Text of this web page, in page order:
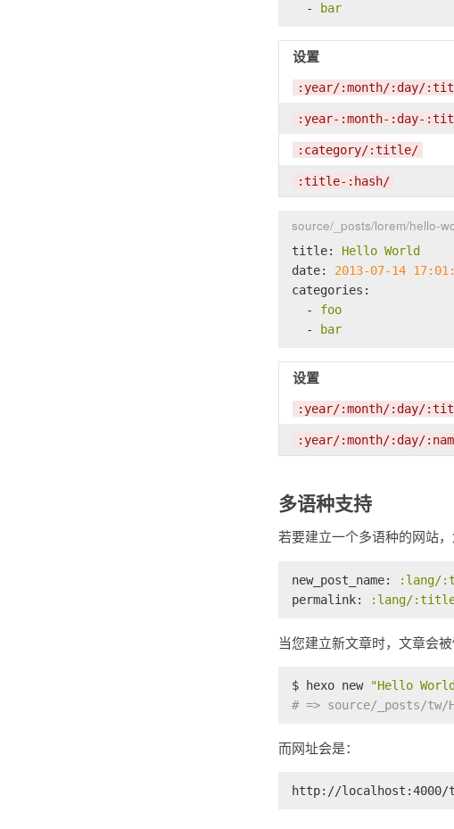
-
bar
设置
:year/:month/:day/
:year-:month-:day-
:category/:title/
:title-:hash/
source/_posts/lorem/hello-
title: Hello World
date:
2013-07-14
categories:
-
foo
-
bar
设置
:year/:month/:day/
:year/:month/:day/
多语种支持
若要建立一个多语种的网站
new_post_name:
:lang/
permalink:
:lang/
当您建立新文章时，文章会被
$ hexo new "Hello
# => source/_posts/tw/
而网址会是：
http://localhost:4000/